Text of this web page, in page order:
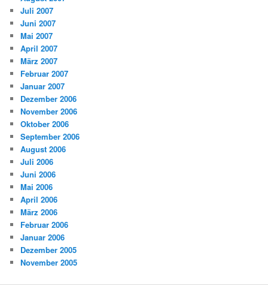
Juli 2007
Juni 2007
Mai 2007
April 2007
März 2007
Februar 2007
Januar 2007
Dezember 2006
November 2006
Oktober 2006
September 2006
August 2006
Juli 2006
Juni 2006
Mai 2006
April 2006
März 2006
Februar 2006
Januar 2006
Dezember 2005
November 2005